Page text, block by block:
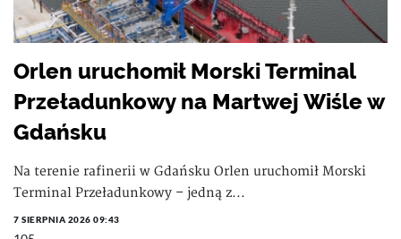
Orlen uruchomił Morski Terminal
Przeładunkowy na Martwej Wiśle w
Gdańsku
Na terenie rafinerii w Gdańsku Orlen uruchomił Morski
Terminal Przeładunkowy – jedną z...
7 SIERPNIA 2026 09:43